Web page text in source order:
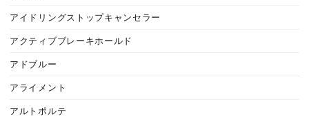
アイドリングストップキャンセラー
アクティブブレーキホールド
アドブルー
アライメント
アルトポルテ